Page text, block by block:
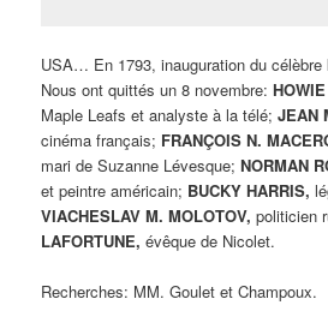
USA… En 1793, inauguration du célèbre
Nous ont quittés un 8 novembre:
Maple Leafs et analyste à la télé;JEAN
cinéma français; FRANÇOIS N.
mari de Suzanne Lévesque;NORMAN
et peintre américain; BUCKY HARRIS,
VIACHESLAV M. MOLOTOV, politicien
LAFORTUNE, évêque de Nicolet.
Recherches: MM. Goulet et Champoux.